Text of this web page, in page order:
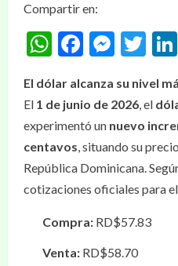
Compartir en:
WhatsApp
El dólar alcanza su nivel
El 1 de junio de 2026, el
experimentó un nuevo
centavos, situando su
República Dominicana.
cotizaciones oficiales para
Compra: RD$57.83
Venta: RD$58.70